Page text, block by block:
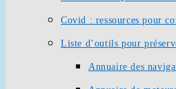
Covid : ressources pour
Liste d’outils pour
Annuaire des